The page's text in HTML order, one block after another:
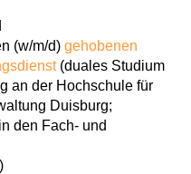
(w/m/d)gehobenen
(duales Studium
an der Hochschule für
Duisburg;
den Fach- und